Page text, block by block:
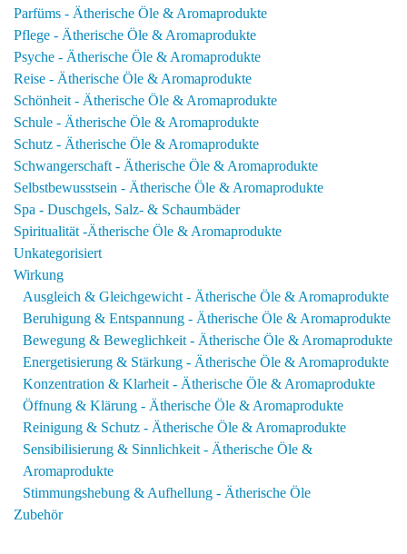
Parfüms - Ätherische Öle & Aromaprodukte
Pflege - Ätherische Öle & Aromaprodukte
Psyche - Ätherische Öle & Aromaprodukte
Reise - Ätherische Öle & Aromaprodukte
Schönheit - Ätherische Öle & Aromaprodukte
Schule - Ätherische Öle & Aromaprodukte
Schutz - Ätherische Öle & Aromaprodukte
Schwangerschaft - Ätherische Öle & Aromaprodukte
Selbstbewusstsein - Ätherische Öle & Aromaprodukte
Spa - Duschgels, Salz- & Schaumbäder
Spiritualität -Ätherische Öle & Aromaprodukte
Unkategorisiert
Wirkung
Ausgleich & Gleichgewicht - Ätherische Öle & Aromaprodukte
Beruhigung & Entspannung - Ätherische Öle & Aromaprodukte
Bewegung & Beweglichkeit - Ätherische Öle & Aromaprodukte
Energetisierung & Stärkung - Ätherische Öle & Aromaprodukte
Konzentration & Klarheit - Ätherische Öle & Aromaprodukte
Öffnung & Klärung - Ätherische Öle & Aromaprodukte
Reinigung & Schutz - Ätherische Öle & Aromaprodukte
Sensibilisierung & Sinnlichkeit - Ätherische Öle &
Aromaprodukte
Stimmungshebung & Aufhellung - Ätherische Öle
Zubehör